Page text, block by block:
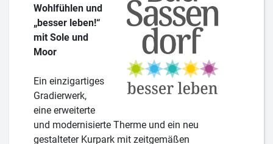
Wohlfühlen und
„besser leben!“
mit Sole und
Moor
Ein einzigartiges
Gradierwerk,
eine erweiterte
und modernisierte Therme und ein neu
gestalteter Kurpark mit zeitgemäßen